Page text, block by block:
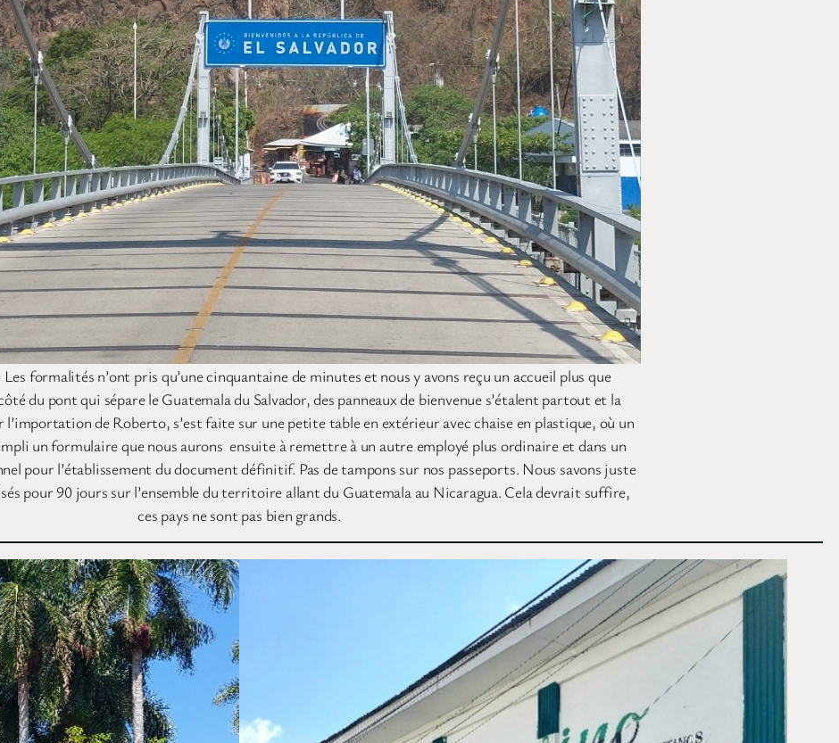
Les formalités n’ont pris qu’une cinquantaine de minutes et nous y avons reçu un accueil plus que
du pont qui sépare le Guatemala du Salvador, des panneaux de bienvenue s’étalent partout et la
de Roberto, s’est faite sur une petite table en extérieur avec chaise en plastique, où un
un formulaire que nous aurons ensuite à remettre à un autre employé plus ordinaire et dans un
pour l’établissement du document définitif. Pas de tampons sur nos passeports. Nous savons juste
pour 90 jours sur l’ensemble du territoire allant du Guatemala au Nicaragua. Cela devrait suffire,
ces pays ne sont pas bien grands.